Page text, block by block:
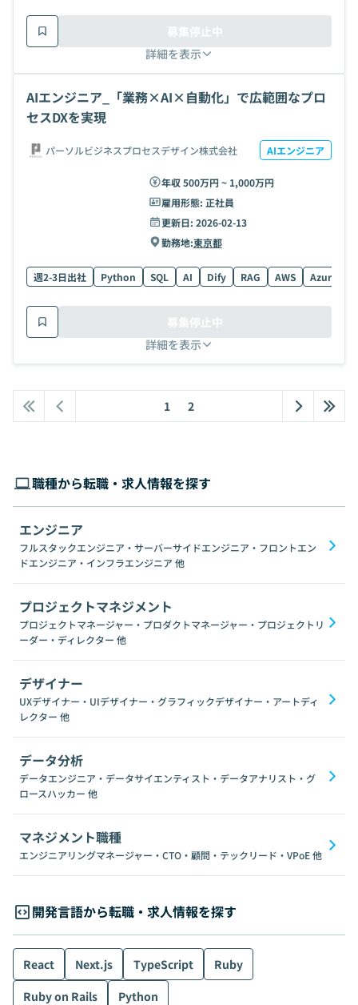
詳細を表示
募集停止中
AIエンジニア_「業務×AI×自動化」で広範囲なプロ
セスDXを実現
パーソルビジネスプロセスデザイン株式会社 AIエンジニア
年収 500万円 ~ 1,000万円
雇用形態: 正社員
更新日: 2026-02-13
勤務地:東京都
週2-3日出社 Python SQL AI Dify RAG AWS Azure
詳細を表示
募集停止中
1 2
職種から転職・求人情報を探す
エンジニア
フルスタックエンジニア・サーバーサイドエンジニア・フロントエン
ドエンジニア・インフラエンジニア 他
プロジェクトマネジメント
プロジェクトマネージャー・プロダクトマネージャー・プロジェクトリ
ーダー・ディレクター 他
デザイナー
UXデザイナー・UIデザイナー・グラフィックデザイナー・アートディ
レクター 他
データ分析
データエンジニア・データサイエンティスト・データアナリスト・グ
ロースハッカー 他
マネジメント職種
エンジニアリングマネージャー・CTO・顧問・テックリード・VPoE他
開発言語から転職・求人情報を探す
React Next.js TypeScript
Ruby
Ruby on Rails
Python